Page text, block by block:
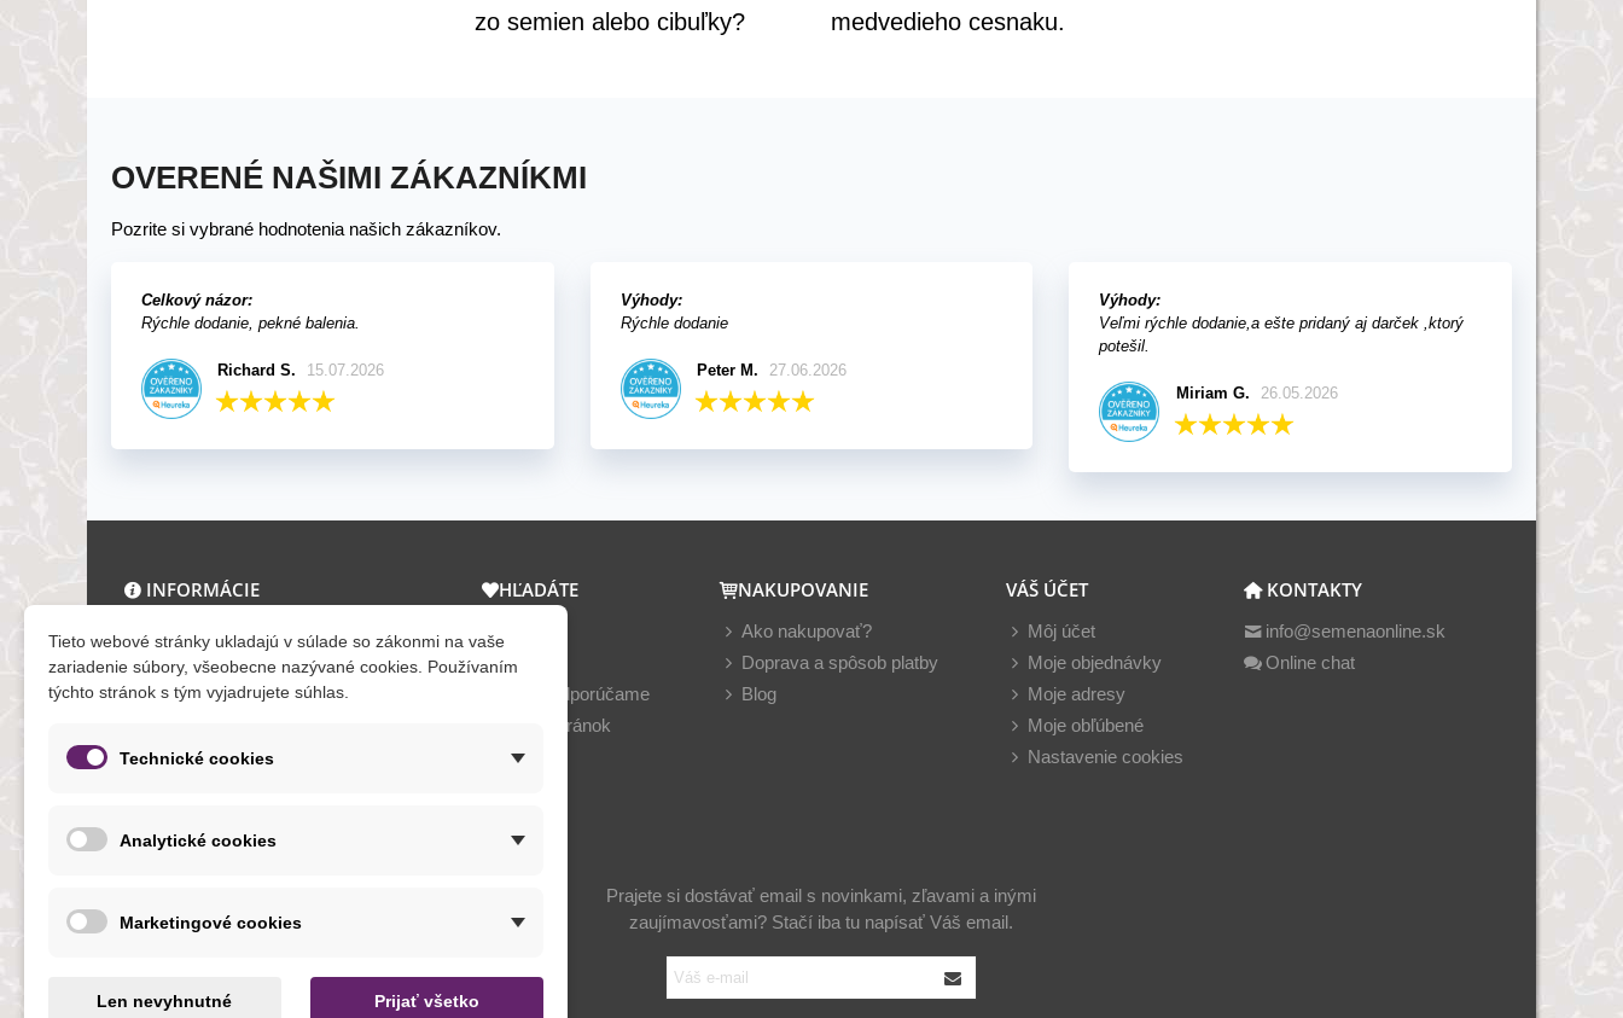
zo semien alebo cibuľky?
medvedieho cesnaku.
OVERENÉ NAŠIMI ZÁKAZNÍKMI
Pozrite si vybrané hodnotenia našich zákazníkov.
Celkový názor:
Rýchle dodanie, pekné balenia.
Richard S. 15.07.2026
Výhody:
Rýchle dodanie
Peter M. 27.06.2026
Výhody:
Veľmi rýchle dodanie,a ešte pridaný aj darček ,ktorý
potešil.
Miriam G. 26.05.2026
INFORMÁCIE
O nás a kontakt
Obchodné podmienky
Ochrana osobných údajov
Formuláre
HĽADÁTE
Novinky
Teraz odporúčame
Mapa stránok
NAKUPOVANIE
Ako nakupovať?
Doprava a spôsob platby
Blog
VÁŠ ÚČET
Môj účet
Moje objednávky
Moje adresy
Moje obľúbené
Nastavenie cookies
KONTAKTY
info@semenaonline.sk
Online chat
NOVINKY
Prajete si dostávať email s novinkami, zľavami a inými
zaujímavosťami? Stačí iba tu napísať Váš email.
Tieto webové stránky ukladajú v súlade so zákonmi na vaše
zariadenie súbory, všeobecne nazývané cookies. Používaním
týchto stránok s tým vyjadrujete súhlas.
Technické cookies
Analytické cookies
Marketingové cookies
Len nevyhnutné Prijať všetko